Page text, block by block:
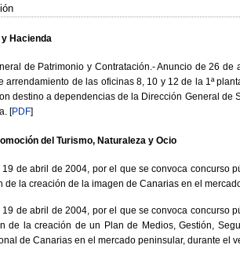
Hacienda
de Patrimonio y Contratación.- Anuncio de 26
arrendamiento de las oficinas 8, 10 y 12 de la 1ª
destino a dependencias de la Dirección General de
[PDF]
del Turismo, Naturaleza y Ocio
19 de abril de 2004, por el que se convoca concurso
de la creación de la imagen de Canarias en el
19 de abril de 2004, por el que se convoca concurso
de la creación de un Plan de Medios, Gestión,
de Canarias en el mercado peninsular, durante el